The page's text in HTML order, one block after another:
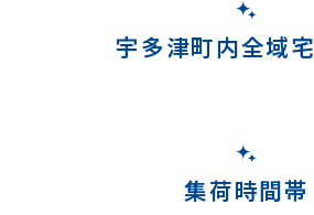
宇多津町内全域
集荷時間帯